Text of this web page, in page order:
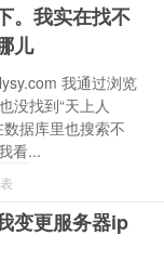
。我实在找不
儿
我通过浏览
没找到“天上人
据库里也搜索不
看...
变更服务器ip